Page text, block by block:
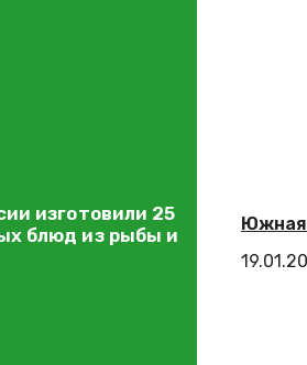
Южная
изготовили 25
блюд из рыбы и